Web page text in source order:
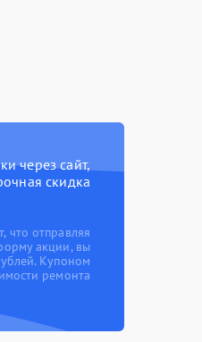
через сайт,
скидка
что отправляя
акции, вы
Купоном
ремонта